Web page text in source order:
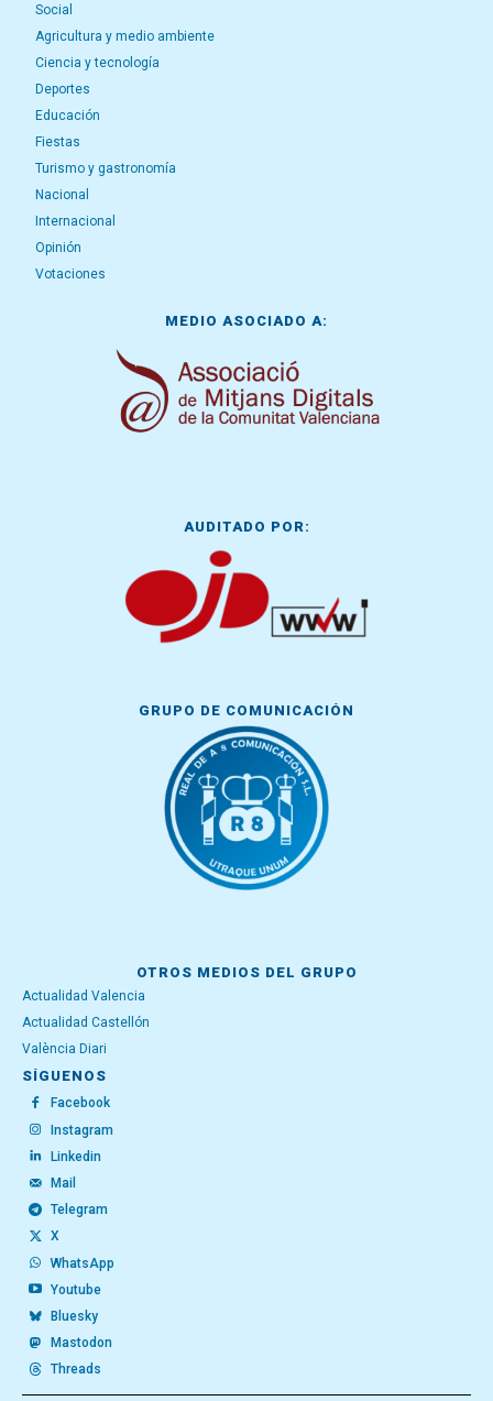
Social
Agricultura y medio ambiente
Ciencia y tecnología
Deportes
Educación
Fiestas
Turismo y gastronomía
Nacional
Internacional
Opinión
Votaciones
MEDIO ASOCIADO A:
AUDITADO POR:
GRUPO DE COMUNICACIÓN
OTROS MEDIOS DEL GRUPO
Actualidad Valencia
Actualidad Castellón
València Diari
SÍGUENOS
Facebook
Instagram
Linkedin
Mail
Telegram
X
WhatsApp
Youtube
Bluesky
Mastodon
Threads